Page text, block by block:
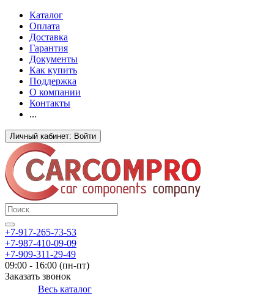
Каталог
Оплата
Доставка
Гарантия
Документы
Как купить
Поддержка
О компании
Контакты
...
Личный кабинет: Войти
+7-917-265-73-53
+7-987-410-09-09
+7-909-311-29-49
09:00 - 16:00 (пн-пт)
Заказать звонок
Весь каталог